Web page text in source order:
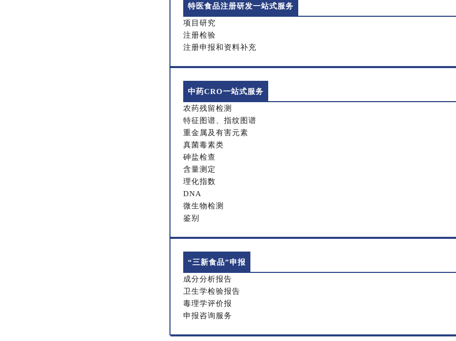
特医食品注册研发一站式服务
项目研究
注册检验
注册申报和资料补充
中药CRO一站式服务
农药残留检测
特征图谱、指纹图谱
重金属及有害元素
真菌毒素类
砷盐检查
含量测定
理化指数
DNA
微生物检测
鉴别
“三新食品”申报
成分分析报告
卫生学检验报告
毒理学评价报
申报咨询服务